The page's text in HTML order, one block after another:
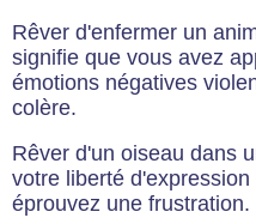
Rêver d'enfermer un
signifie que vous avez
émotions négatives
colère.
Rêver d'un oiseau dans
votre liberté
éprouvez une frustration.